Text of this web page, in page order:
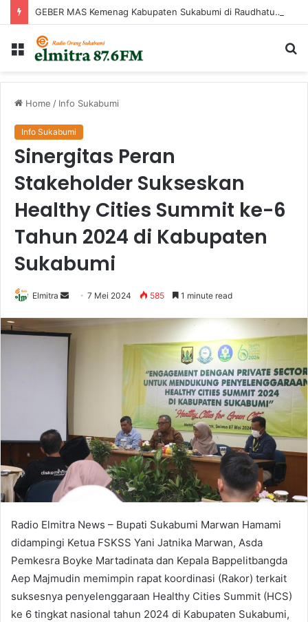
GEBER MAS Kemenag Kabupaten Sukabumi di Raudhatul Irfan
Menu
Home / Info Sukabumi
Info Sukabumi
Sinergitas Peran
Stakeholder Sukseskan
Healthy Cities Summit ke-6
Tahun 2024 di Kabupaten
Sukabumi
Elmitra
Send
email
7 Mei 2024 585 1 minute read
Radio Elmitra News – Bupati Sukabumi Marwan Hamami
didampingi Ketua FSKSS Yani Jatnika Marwan, Asda
Pemkesra Boyke Martadinata dan Kepala Bappelitbangda
Aep Majmudin memimpin rapat koordinasi (Rakor) terkait
suksesnya penyelenggaraan Healthy Cities Summit (HCS)
ke 6 tingkat nasional tahun 2024 di Kabupaten Sukabumi,